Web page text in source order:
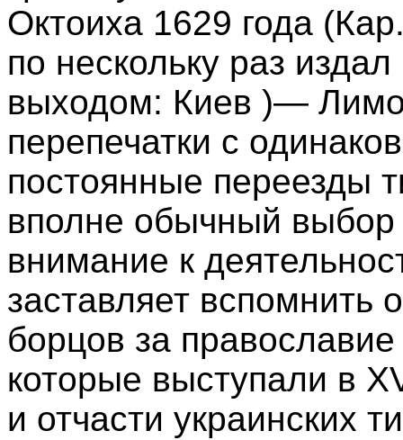
Октоиха 1629 года
по нескольку раз
выходом: Киев )—
перепечатки с
постоянные переезды
вполне обычный выбор
внимание к
заставляет вспомнить
борцов за
которые выступали в
и отчасти украинских